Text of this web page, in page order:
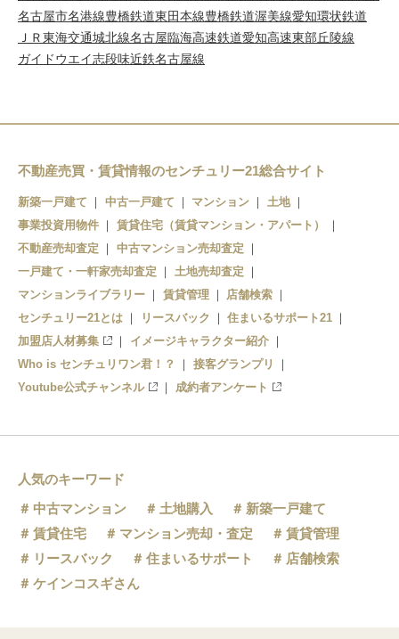
名古屋市名港線豊橋鉄道東田本線豊橋鉄道渥美線愛知環状鉄道
ＪＲ東海交通城北線名古屋臨海高速鉄道愛知高速東部丘陵線
ガイドウエイ志段味近鉄名古屋線
不動産売買・賃貸情報のセンチュリー21総合サイト
新築一戸建て 中古一戸建て マンション
土地
事業投資用物件
賃貸住宅（賃貸マンション・アパート）
不動産売却査定
中古マンション売却査定
一戸建て・一軒家売却査定
土地売却査定
マンションライブラリー
賃貸管理
店舗検索
センチュリー21とは
リースバック
住まいるサポート21
加盟店人材募集
イメージキャラクター紹介
Who is センチュリワン君！？
接客グランプリ
Youtube公式チャンネル
成約者アンケート
人気のキーワード
中古マンション
土地購入
新築一戸建て
賃貸住宅
マンション売却・査定
賃貸管理
リースバック
住まいるサポート
店舗検索
ケインコスギさん